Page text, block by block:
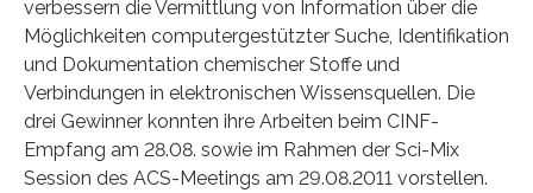
verbessern die Vermittlung von Information über die
Möglichkeiten computergestützter Suche, Identifikation
und Dokumentation chemischer Stoffe und
Verbindungen in elektronischen Wissensquellen. Die
drei Gewinner konnten ihre Arbeiten beim CINF-
Empfang am 28.08. sowie im Rahmen der Sci-Mix
Session des ACS-Meetings am 29.08.2011 vorstellen.